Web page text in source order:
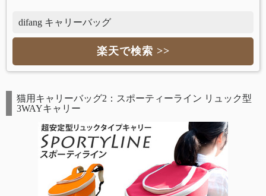
difang キャリーバッグ
楽天で検索 >>
猫用キャリーバッグ2：スポーティーライン リュック型
3WAYキャリー